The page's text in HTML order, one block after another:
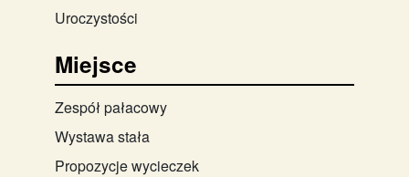
Uroczystości
Miejsce
Zespół pałacowy
Wystawa stała
Propozycje wycieczek